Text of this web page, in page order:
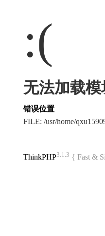
:(
无法加载
错误位置
FILE: /usr/home/
ThinkPHP3.1.3 { Fast &